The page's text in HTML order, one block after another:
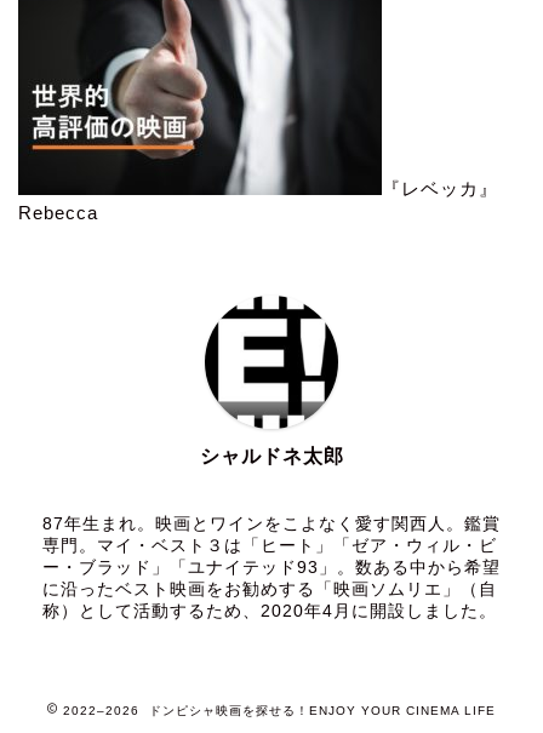
『レベッカ』
Rebecca
シャルドネ太郎
87年生まれ。映画とワインをこよなく愛す関西人。鑑賞
専門。マイ・ベスト３は「ヒート」「ゼア・ウィル・ビ
ー・ブラッド」「ユナイテッド93」。数ある中から希望
に沿ったベスト映画をお勧めする「映画ソムリエ」（自
称）として活動するため、2020年4月に開設しました。
2022–2026 ドンピシャ映画を探せる！ENJOY YOUR CINEMA LIFE